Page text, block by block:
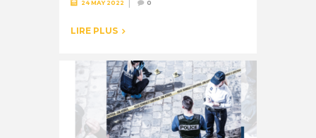
24 MAY 2022 0
LIRE PLUS